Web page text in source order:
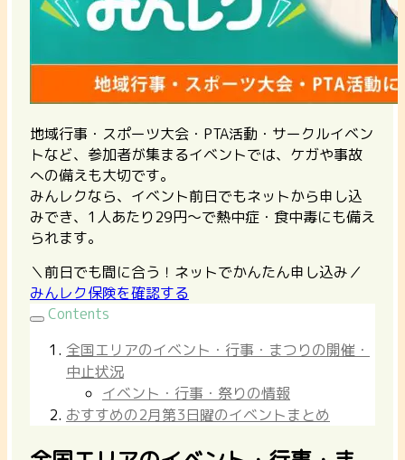
地域行事・スポーツ大会・PTA活動・サークルイベン
トなど、参加者が集まるイベントでは、ケガや事故
への備えも大切です。
みんレクなら、イベント前日でもネットから申し込
みでき、1人あたり29円〜で熱中症・食中毒にも備え
られます。
＼前日でも間に合う！ネットでかんたん申し込み／
みんレク保険を確認する
Contents
全国エリアのイベント・行事・まつりの開催・
中止状況
イベント・行事・祭りの情報
おすすめの2月第3日曜のイベントまとめ